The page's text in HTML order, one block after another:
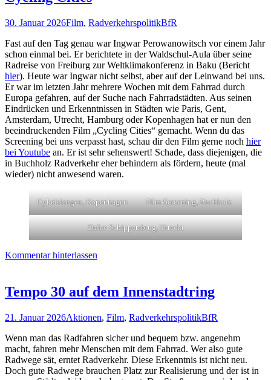
30. Januar 2026Film, RadverkehrspolitikBfR
Fast auf den Tag genau war Ingwar Perowanowitsch vor einem Jahr
schon einmal bei. Er berichtete in der Waldschul-Aula über seine
Radreise von Freiburg zur Weltklimakonferenz in Baku (Bericht
hier). Heute war Ingwar nicht selbst, aber auf der Leinwand bei uns.
Er war im letzten Jahr mehrere Wochen mit dem Fahrrad durch
Europa gefahren, auf der Suche nach Fahrradstädten. Aus seinen
Eindrücken und Erkenntnissen in Städten wie Paris, Gent,
Amsterdam, Utrecht, Hamburg oder Kopenhagen hat er nun den
beeindruckenden Film „Cycling Cities“ gemacht. Wenn du das
Screening bei uns verpasst hast, schau dir den Film gerne noch hier
bei Youtube an. Er ist sehr sehenswert! Schade, dass diejenigen, die
in Buchholz Radverkehr eher behindern als fördern, heute (mal
wieder) nicht anwesend waren.
Cykelslangen, Kopenhagen Film-Screening, Buchholz
Dafne Schippersbrug, Utrecht
Kommentar hinterlassen
Tempo 30 auf dem Innenstadtring
21. Januar 2026Aktionen, Film, RadverkehrspolitikBfR
Wenn man das Radfahren sicher und bequem bzw. angenehm
macht, fahren mehr Menschen mit dem Fahrrad. Wer also gute
Radwege sät, erntet Radverkehr. Diese Erkenntnis ist nicht neu.
Doch gute Radwege brauchen Platz zur Realisierung und der ist in